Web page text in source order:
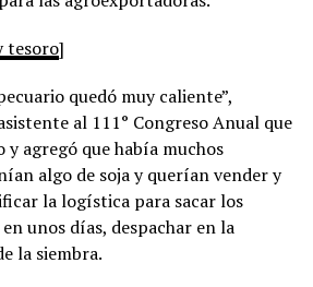
tesoro]
quedó muy caliente”,
al 111° Congreso Anual que
y agregó que había muchos
algo de soja y querían vender y
la logística para sacar los
unos días, despachar en la
la siembra.